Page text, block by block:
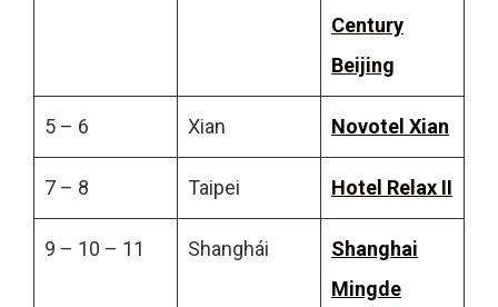
Century
Beijing
5 – 6 Xian Novotel Xian
7 – 8 Taipei Hotel Relax II
9 – 10 – 11 Shanghái
Shanghai
Mingde